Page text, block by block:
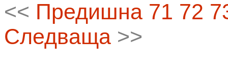
<< Предишна 71 72
Следваща >>